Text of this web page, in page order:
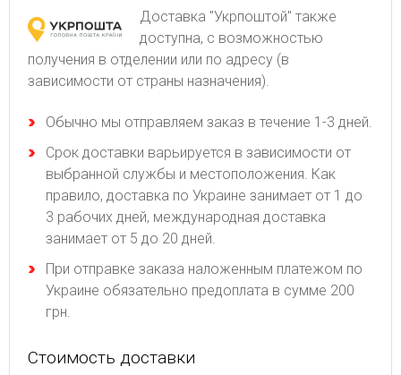
Доставка "Укрпоштой" также
доступна, с возможностью
получения в отделении или по адресу (в
зависимости от страны назначения).
Обычно мы отправляем заказ в течение 1-3 дней.
Срок доставки варьируется в зависимости от
выбранной службы и местоположения. Как
правило, доставка по Украине занимает от 1 до
3 рабочих дней, международная доставка
занимает от 5 до 20 дней.
При отправке заказа наложенным платежом по
Украине обязательно предоплата в сумме 200
грн.
Стоимость доставки